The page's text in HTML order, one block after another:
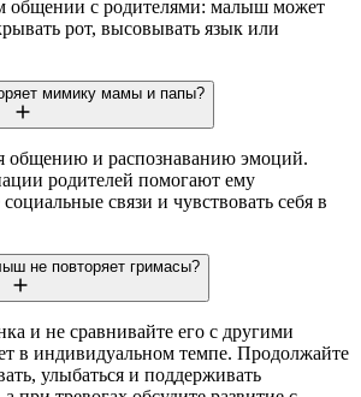
общении с родителями: малыш может
рот, высовывать язык или
мимику мамы и папы?
общению и распознаванию эмоций.
родителей помогают ему
связи и чувствовать себя в
не повторяет гримасы?
и не сравнивайте его с другими
в индивидуальном темпе. Продолжайте
улыбаться и поддерживать